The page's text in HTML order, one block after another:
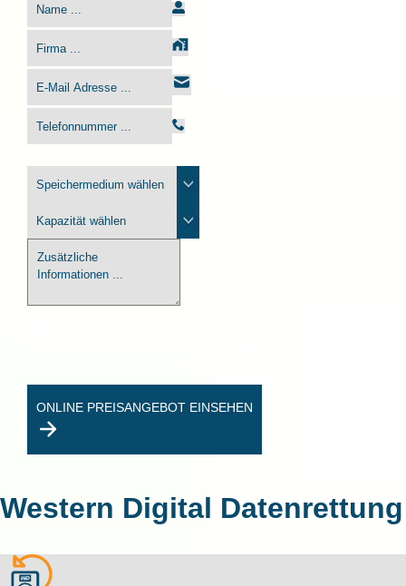
ONLINE PREISANGEBOT EINSEHEN
Western Digital Datenrettung